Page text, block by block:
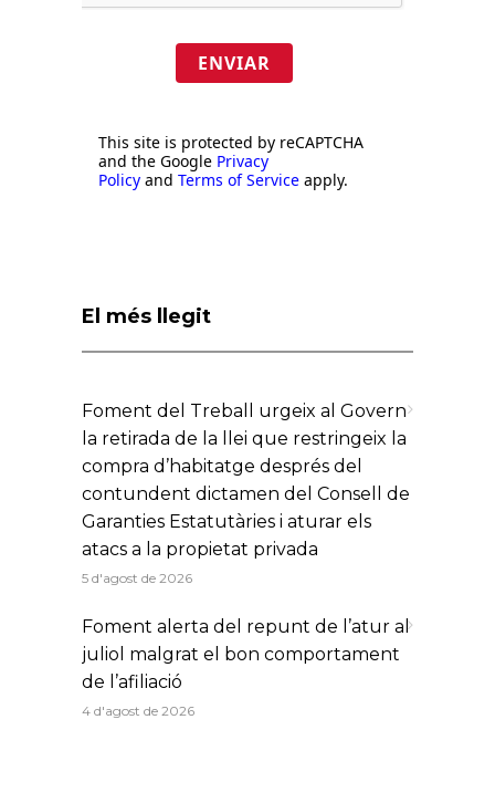
ENVIAR
This site is protected by reCAPTCHA
and the Google Privacy
Policy and Terms of Service apply.
El més llegit
Foment del Treball urgeix al Govern
la retirada de la llei que restringeix la
compra d’habitatge després del
contundent dictamen del Consell de
Garanties Estatutàries i aturar els
atacs a la propietat privada
5 d'agost de 2026
Foment alerta del repunt de l’atur al
juliol malgrat el bon comportament
de l’afiliació
4 d'agost de 2026